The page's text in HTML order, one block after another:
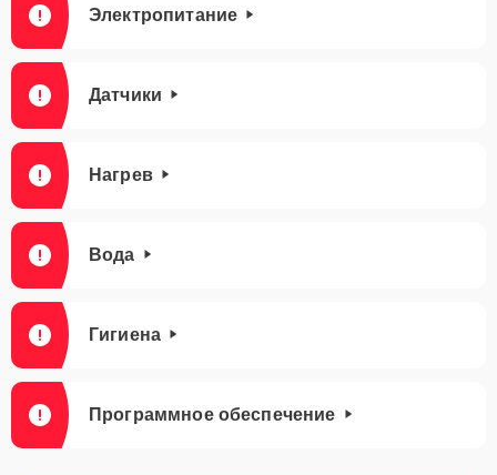
Электропитание
Датчики
Нагрев
Вода
Гигиена
Программное обеспечение